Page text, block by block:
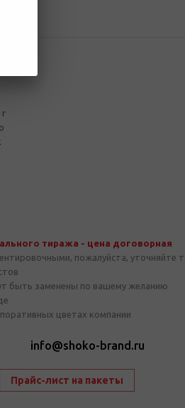
тиража - цена договорная
пожалуйста, уточняйте
быть заменены по вашему желанию
цветах компании
info@shoko-brand.ru
Прайс-лист на пакеты